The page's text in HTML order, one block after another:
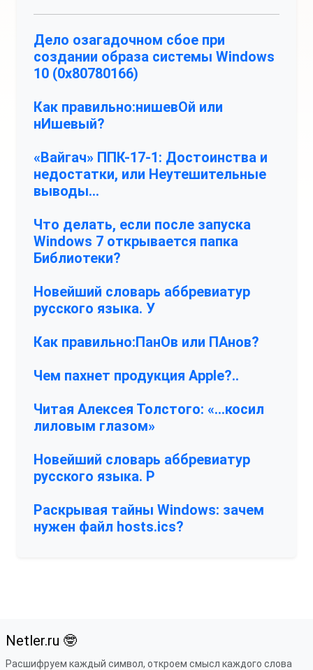
Дело озагадочном сбое при
создании образа системы Windows
10 (0x80780166)
Как правильно:нишевОй или
нИшевый?
«Вайгач» ППК-17-1: Достоинства и
недостатки, или Неутешительные
выводы…
Что делать, если после запуска
Windows 7 открывается папка
Библиотеки?
Новейший словарь аббревиатур
русского языка. У
Как правильно:ПанОв или ПАнов?
Чем пахнет продукция Apple?..
Читая Алексея Толстого: «…косил
лиловым глазом»
Новейший словарь аббревиатур
русского языка. Р
Раскрывая тайны Windows: зачем
нужен файл hosts.ics?
Netler.ru 🤓
Расшифруем каждый символ, откроем смысл каждого слова